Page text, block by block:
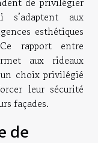
aux
esthétiques
rapport entre
aux rideaux
choix privilégié
leur sécurité
façades.
de